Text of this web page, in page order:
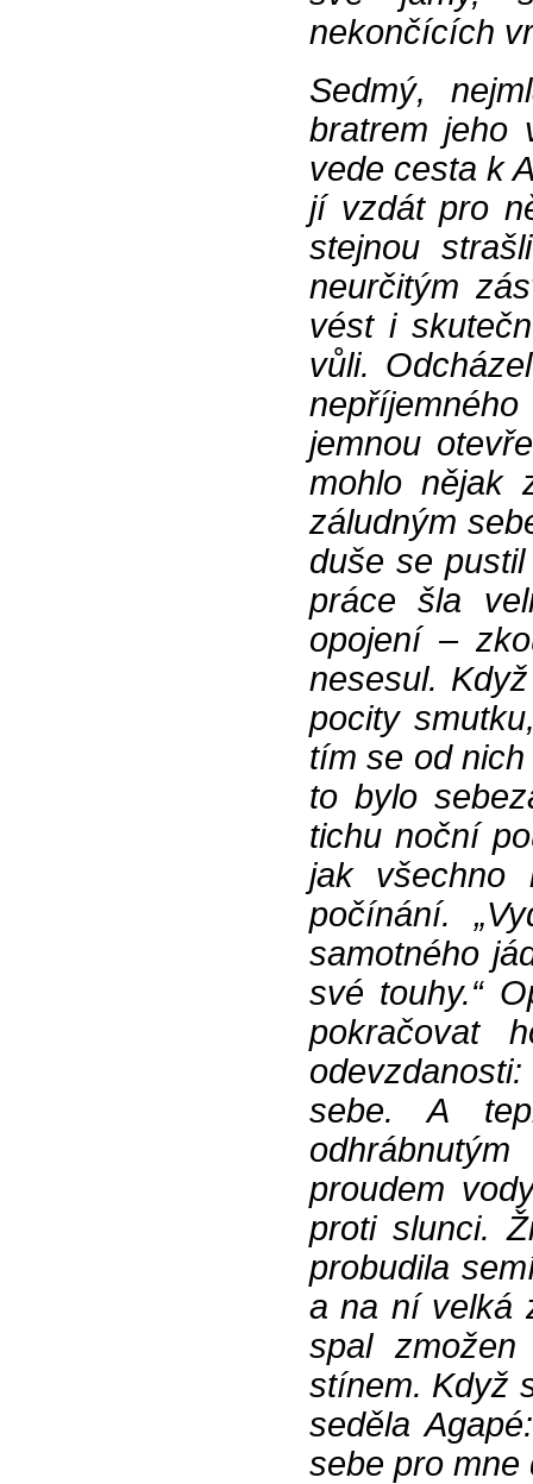
nekončících
Sedmý,
bratrem jeho
vede cesta k
jí vzdát pro
stejnou
neurčitým
vést i
vůli.
jemnou
mohlo nějak
záludným
duše se
práce šla
opojení –
nesesul.
pocity
tím se od
to bylo
tichu noční
jak všechno
počínání.
samotného
své touhy.“
pokračovat
sebe. A
proudem
proti slunci.
probudila
a na ní velká
spal zmožen
stínem. Když
seděla
sebe pro mne